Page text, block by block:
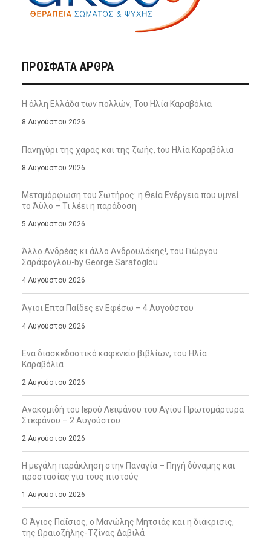
ΠΡΌΣΦΑΤΑ ΆΡΘΡΑ
Η άλλη Ελλάδα των πολλών, Του Ηλία Καραβόλια
8 Αυγούστου 2026
Πανηγύρι της χαράς και της ζωής, tου Ηλία Καραβόλια
8 Αυγούστου 2026
Μεταμόρφωση του Σωτήρος: η Θεία Ενέργεια που υμνεί
το Άϋλο – Τι λέει η παράδοση
5 Αυγούστου 2026
Άλλο Ανδρέας κι άλλο Ανδρουλάκης!, του Γιώργου
Σαράφογλου-by George Sarafoglou
4 Αυγούστου 2026
Άγιοι Επτά Παίδες εν Εφέσω – 4 Αυγούστου
4 Αυγούστου 2026
Ενα διασκεδαστικό καφενείο βιβλίων, του Ηλία
Καραβόλια
2 Αυγούστου 2026
Ανακομιδή του Ιερού Λειψάνου του Αγίου Πρωτομάρτυρα
Στεφάνου – 2 Αυγούστου
2 Αυγούστου 2026
Η μεγάλη παράκληση στην Παναγία – Πηγή δύναμης και
προστασίας για τους πιστούς
1 Αυγούστου 2026
Ο Άγιος Παΐσιος, ο Μανώλης Μητσιάς και η διάκρισις,
της Ωραιοζήλης-Τζίνας Δαβιλά